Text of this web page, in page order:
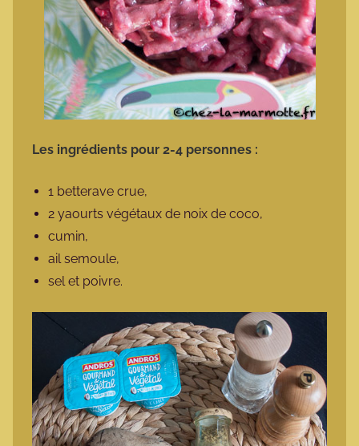
Les ingrédients pour 2-4 personnes :
1 betterave crue,
2 yaourts végétaux de noix de coco,
cumin,
ail semoule,
sel et poivre.